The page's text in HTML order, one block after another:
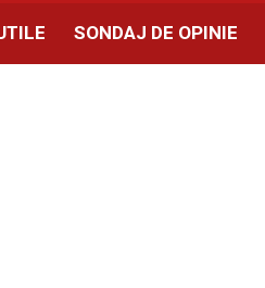
SONDAJ DE OPINIE